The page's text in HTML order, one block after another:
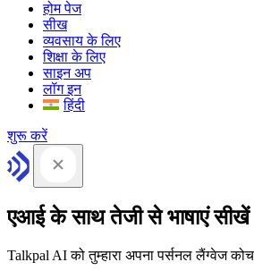
होम पेज
सीख
व्यवसाय के लिए
शिक्षा के लिए
साइन अप
लॉग इन
हिंदी
शुरू करें
एआई के साथ तेजी से भाषाएं सीखें
Talkpal AI को तुम्हारा अपना पर्सनल लैंग्वेज कोच